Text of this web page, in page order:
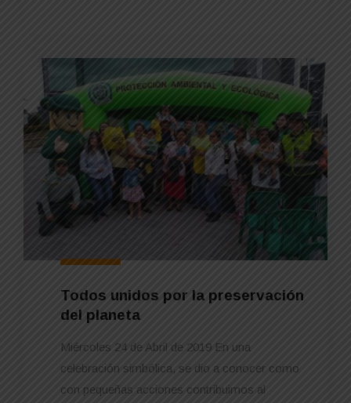
Todos unidos por la preservación
del planeta
Miércoles 24 de Abril de 2019 En una
celebración simbólica, se dio a conocer como
con pequeñas acciones contribuimos al